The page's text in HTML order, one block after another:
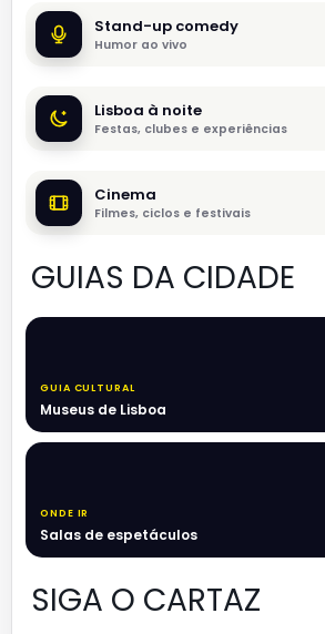
Stand-up comedy
Humor ao vivo
Lisboa à noite
Festas, clubes e experiências
Cinema
Filmes, ciclos e festivais
GUIAS DA CIDADE
GUIA CULTURAL
Museus de Lisboa
ONDE IR
Salas de espetáculos
SIGA O CARTAZ